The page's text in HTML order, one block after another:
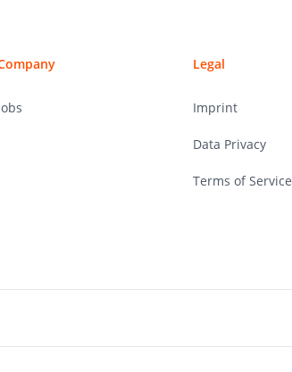
Legal
Imprint
Data Privacy
Terms of Service